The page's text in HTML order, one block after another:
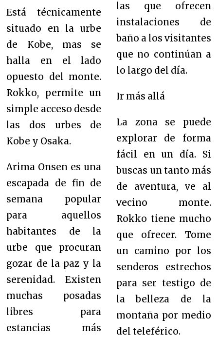
Está técnicamente
situado en la urbe
de Kobe, mas se
halla en el lado
opuesto del monte.
Rokko, permite un
simple acceso desde
las dos urbes de
Kobe y Osaka.
Arima Onsen es una
escapada de fin de
semana popular
para aquellos
habitantes de la
urbe que procuran
gozar de la paz y la
serenidad. Existen
muchas posadas
libres para
estancias más
las que ofrecen
instalaciones de
baño a los visitantes
que no continúan a
lo largo del día.
Ir más allá
La zona se puede
explorar de forma
fácil en un día. Si
buscas un tanto más
de aventura, ve al
vecino monte.
Rokko tiene mucho
que ofrecer. Tome
un camino por los
senderos estrechos
para ser testigo de
la belleza de la
montaña por medio
del teleférico.